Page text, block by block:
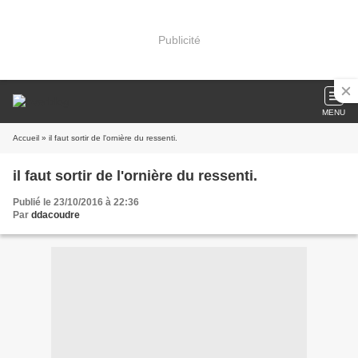
Publicité
MENU
Accueil » il faut sortir de l'ornière du ressenti.
il faut sortir de l'ornière du ressenti.
Publié le 23/10/2016 à 22:36
Par ddacoudre